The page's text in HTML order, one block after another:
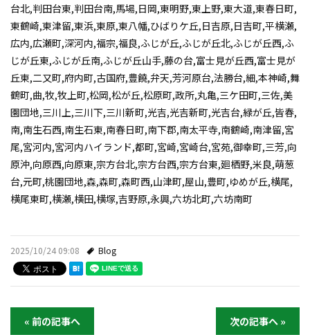
台北,判田台東,判田台南,馬場,日岡,東明野,東上野,東大道,東春日町,
東鶴崎,東津留,東浜,東原,東八幡,ひばりケ丘,日吉原,日吉町,平横瀬,
広内,広瀬町,深河内,福宗,福良,ふじが丘,ふじが丘北,ふじが丘西,ふ
じが丘東,ふじが丘南,ふじが丘山手,藤の台,富士見が丘西,富士見が
丘東,二又町,府内町,古国府,豊饒,弁天,芳河原台,法勝台,細,本神崎,舞
鶴町,曲,牧,牧上町,松岡,松が丘,松原町,政所,丸亀,三ケ田町,三佐,美
園団地,三川上,三川下,三川新町,光吉,光吉新町,光吉台,緑が丘,皆春,
南,南生石西,南生石東,南春日町,南下郡,南太平寺,南鶴崎,南津留,宮
尾,宮河内,宮河内ハイランド,都町,宮崎,宮崎台,宮苑,御幸町,三芳,向
原沖,向原西,向原東,宗方台北,宗方台西,宗方台東,廻栖野,米良,萌葱
台,元町,桃園団地,森,森町,森町西,山津町,屋山,豊町,ゆめが丘,横尾,
横尾東町,横瀬,横田,横塚,吉野原,永興,六坊北町,六坊南町
2025/10/24 09:08 Blog
« 前の記事へ 次の記事へ »